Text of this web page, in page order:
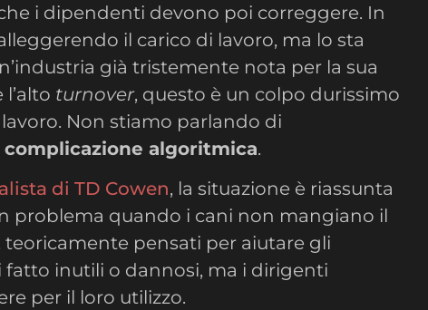
i dipendenti devono poi correggere. In
il carico di lavoro, ma lo sta
già tristemente nota per la sua
l’alto turnover, questo è un colpo durissimo
Non stiamo parlando di
complicazione algoritmica.
di TD Cowen, la situazione è riassunta
problema quando i cani non mangiano il
teoricamente pensati per aiutare gli
fatto inutili o dannosi, ma i dirigenti
per il loro utilizzo.